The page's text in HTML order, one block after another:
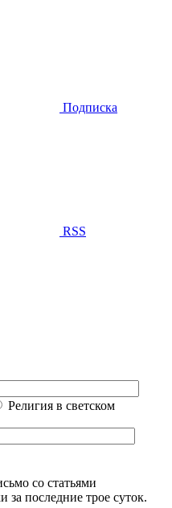
Подписка
RSS
Религия в светском
со статьями
последние трое суток.